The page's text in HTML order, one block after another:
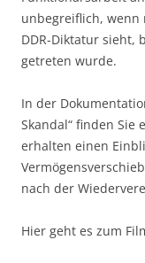
unbegreiflich, wenn
DDR-Diktatur sieht,
getreten wurde.
In der
Skandal“ finden Sie
erhalten einen
nach der
Hier geht es zum